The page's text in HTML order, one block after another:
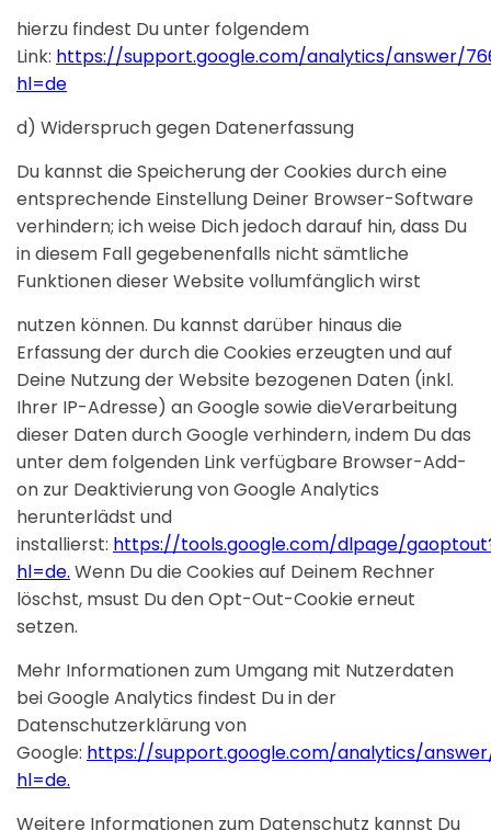
hierzu findest Du unter folgendem
Link: https://support.google.com/analytics/answer/
hl=de
d) Widerspruch gegen Datenerfassung
Du kannst die Speicherung der Cookies durch eine
entsprechende Einstellung Deiner Browser-Software
verhindern; ich weise Dich jedoch darauf hin, dass Du
in diesem Fall gegebenenfalls nicht sämtliche
Funktionen dieser Website vollumfänglich wirst
nutzen können. Du kannst darüber hinaus die
Erfassung der durch die Cookies erzeugten und auf
Deine Nutzung der Website bezogenen Daten (inkl.
Ihrer IP-Adresse) an Google sowie dieVerarbeitung
dieser Daten durch Google verhindern, indem Du das
unter dem folgenden Link verfügbare Browser-Add-
on zur Deaktivierung von Google Analytics
herunterlädst und
installierst: https://tools.google.com/dlpage/
hl=de. Wenn Du die Cookies auf Deinem Rechner
löschst, msust Du den Opt-Out-Cookie erneut
setzen.
Mehr Informationen zum Umgang mit Nutzerdaten
bei Google Analytics findest Du in der
Datenschutzerklärung von
Google: https://support.google.com/analytics/
hl=de.
Weitere Informationen zum Datenschutz kannst Du